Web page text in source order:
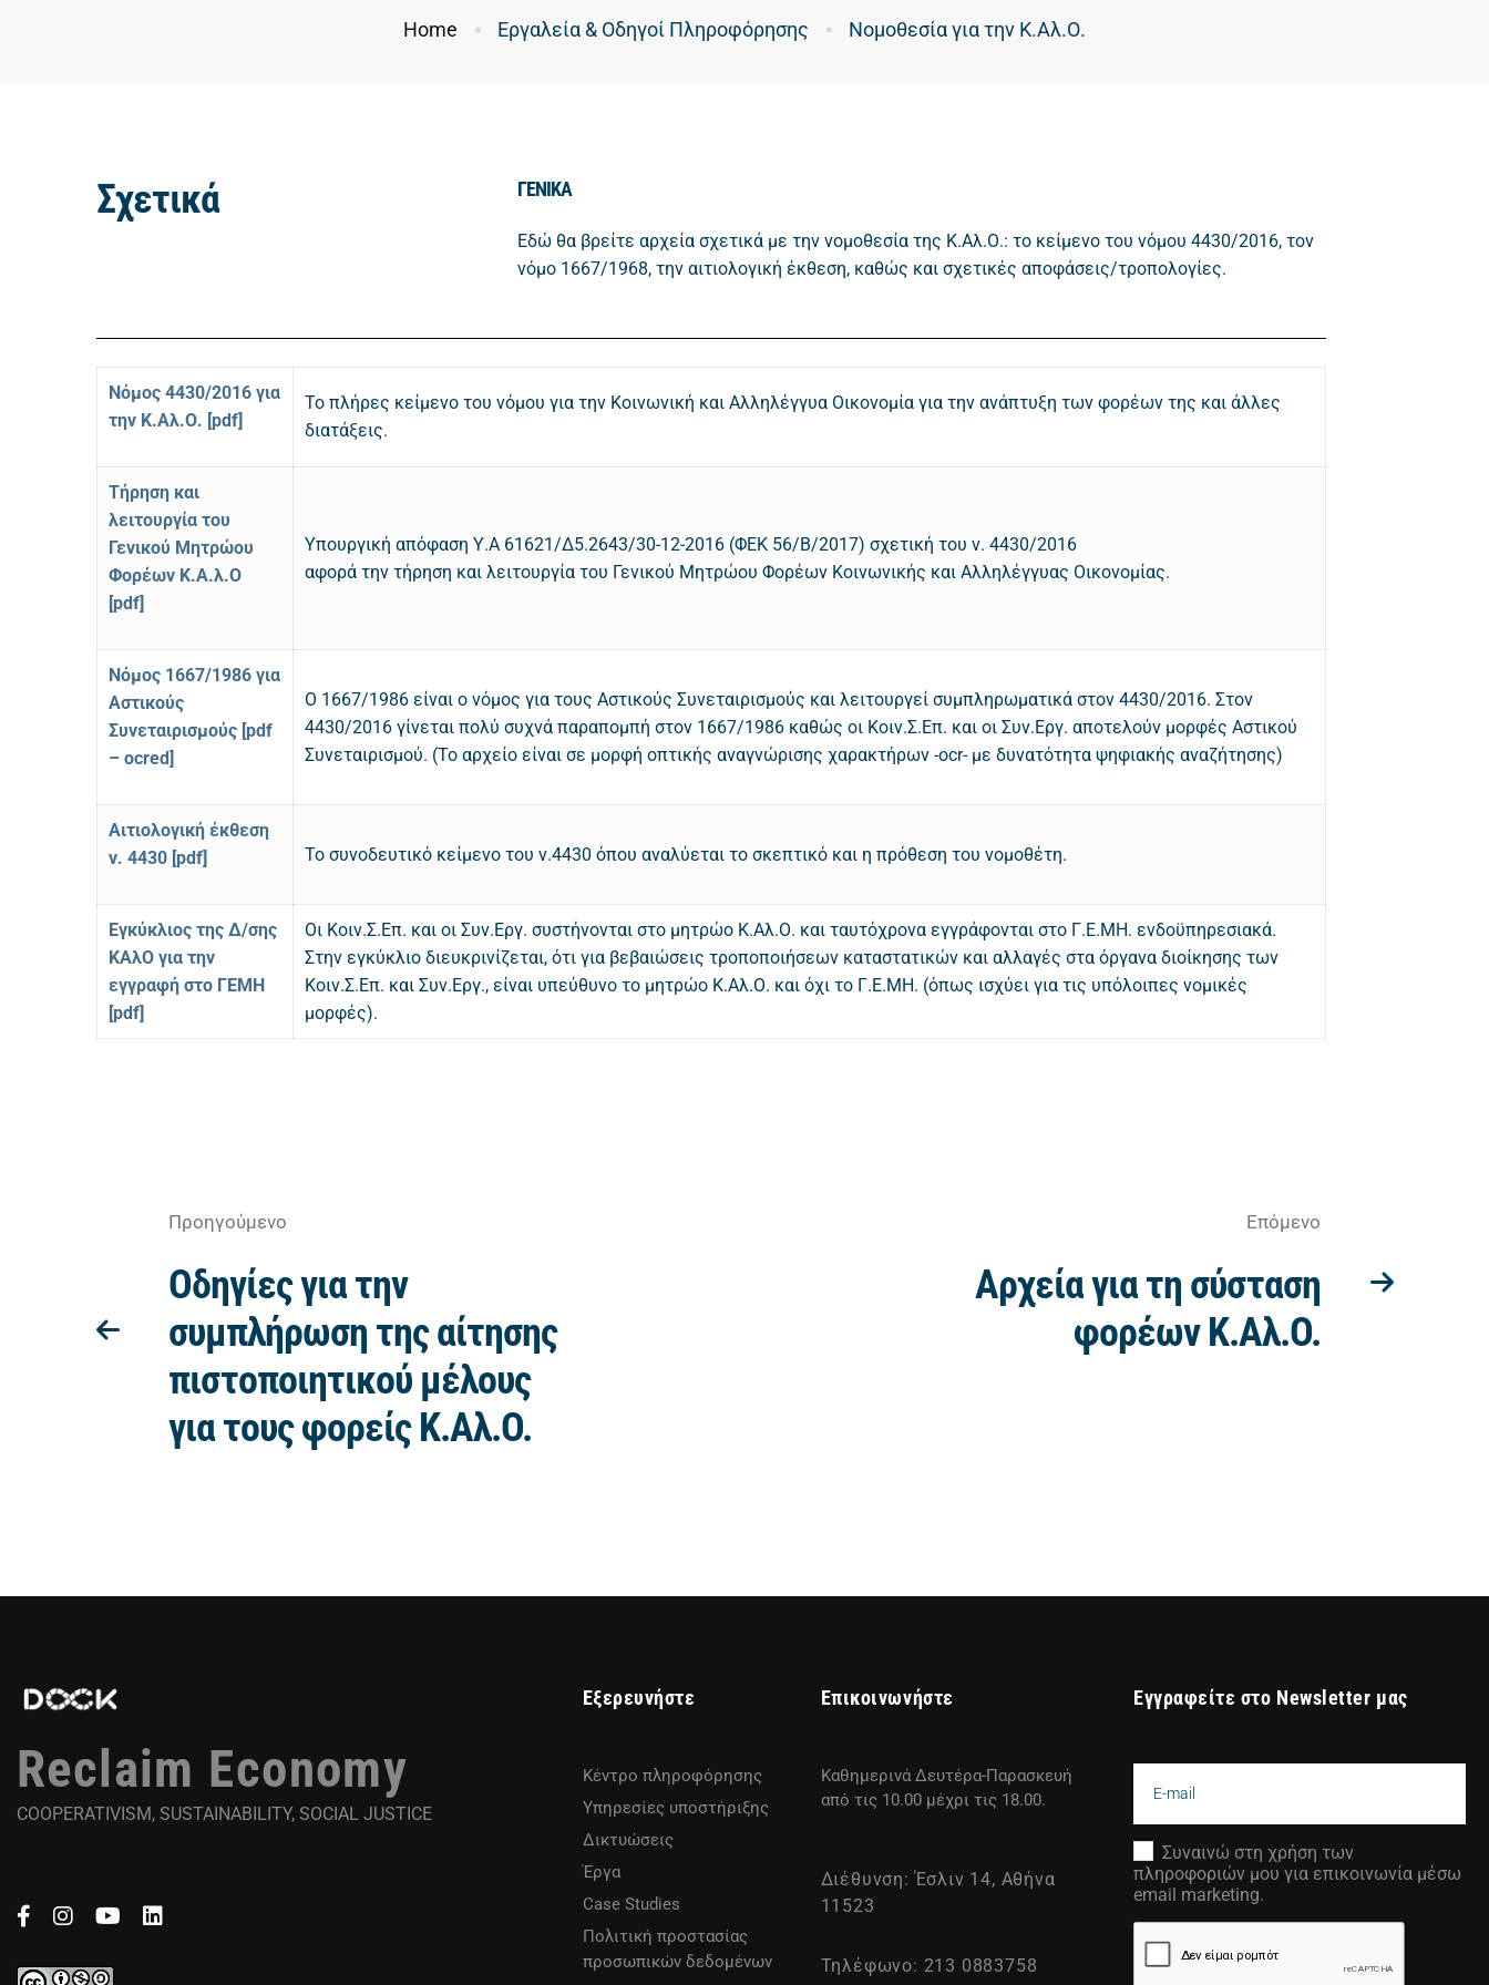
Home Εργαλεία & Οδηγοί Πληροφόρησης Νoμοθεσία για την Κ.Αλ.Ο.
Σχετικά ΓΕΝΙΚΑ
Εδώ θα βρείτε αρχεία σχετικά με την νομοθεσία της Κ.Αλ.Ο.: το κείμενο του νόμου 4430/2016, τον
νόμο 1667/1968, την αιτιολογική έκθεση, καθώς και σχετικές αποφάσεις/τροπολογίες.
Νόμος 4430/2016 για
την Κ.Αλ.Ο. [pdf]
Το πλήρες κείμενο του νόμου για την Κοινωνική και Αλληλέγγυα Οικονομία για την ανάπτυξη των φορέων της και άλλες
διατάξεις.
Τήρηση και
λειτουργία του
Γενικού Μητρώου
Φορέων Κ.Α.λ.Ο
[pdf]
Υπουργική απόφαση Υ.Α 61621/Δ5.2643/30-12-2016 (ΦΕΚ 56/Β/2017) σχετική του ν. 4430/2016
αφορά την τήρηση και λειτουργία του Γενικού Μητρώου Φορέων Κοινωνικής και Αλληλέγγυας Οικονομίας.
Νόμος 1667/1986 για
Αστικούς
Συνεταιρισμούς [pdf
– ocred]
Ο 1667/1986 είναι ο νόμος για τους Αστικούς Συνεταιρισμούς και λειτουργεί συμπληρωματικά στον 4430/2016. Στον
4430/2016 γίνεται πολύ συχνά παραπομπή στον 1667/1986 καθώς οι Κοιν.Σ.Επ. και οι Συν.Εργ. αποτελούν μορφές Αστικού
Συνεταιρισμού. (Το αρχείο είναι σε μορφή οπτικής αναγνώρισης χαρακτήρων -ocr- με δυνατότητα ψηφιακής αναζήτησης)
Αιτιολογική έκθεση
ν. 4430 [pdf]
Το συνοδευτικό κείμενο του ν.4430 όπου αναλύεται το σκεπτικό και η πρόθεση του νομοθέτη.
Εγκύκλιος της Δ/σης
ΚΑλΟ για την
εγγραφή στο ΓΕΜΗ
[pdf]
Οι Κοιν.Σ.Επ. και οι Συν.Εργ. συστήνονται στο μητρώο Κ.Αλ.Ο. και ταυτόχρονα εγγράφονται στο Γ.Ε.ΜΗ. ενδοϋπηρεσιακά.
Στην εγκύκλιο διευκρινίζεται, ότι για βεβαιώσεις τροποποιήσεων καταστατικών και αλλαγές στα όργανα διοίκησης των
Κοιν.Σ.Επ. και Συν.Εργ., είναι υπεύθυνο το μητρώο Κ.Αλ.Ο. και όχι το Γ.Ε.ΜΗ. (όπως ισχύει για τις υπόλοιπες νομικές
μορφές).
Προηγούμενο
Οδηγίες για την
συμπλήρωση της αίτησης
πιστοποιητικού μέλους
για τους φορείς Κ.Αλ.Ο.
Επόμενο
Αρχεία για τη σύσταση
φορέων Κ.Αλ.Ο.​
Reclaim Economy
COOPERATIVISM, SUSTAINABILITY, SOCIAL JUSTICE
Εξερευνήστε
Κέντρο πληροφόρησης
Υπηρεσίες υποστήριξης
Δικτυώσεις
Έργα
Case Studies
Πολιτική προστασίας
προσωπικών δεδομένων
Επικοινωνήστε
Καθημερινά Δευτέρα-Παρασκευή
από τις 10.00 μέχρι τις 18.00.
Διέθυνση: Έσλιν 14, Αθήνα
11523
Τηλέφωνο: 213 0883758
Εγγραφείτε στο Newsletter μας
Συναινώ στη χρήση των
πληροφοριών μου για επικοινωνία μέσω
email marketing.